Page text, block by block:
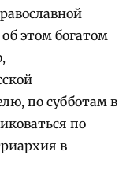
этом богатом
по субботам в
по
в